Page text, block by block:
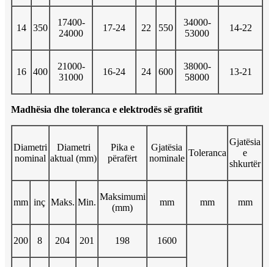
14 350
17400-
24000
17-24 22 550
34000-
53000
14-22
16 400
21000-
31000
16-24 24 600
38000-
58000
13-21
Madhësia dhe toleranca e elektrodës së grafitit
Diametri
nominal
Diametri
aktual (mm)
Pika e
përafërt
Gjatësia
nominale
Toleranca
Gjatësia
e
shkurtër
mm inç Maks. Min.
Maksimumi
(mm)
mm mm mm
200 8 204 201 198 1600